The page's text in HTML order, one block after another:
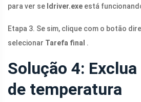
para ver se Idriver.exe está
Etapa 3. Se sim, clique com o botão
selecionar Tarefa final .
Solução 4:
de temperatura